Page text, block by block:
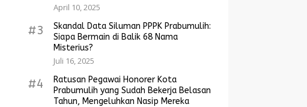
April 10, 2025
#3
Skandal Data Siluman PPPK Prabumulih:
Siapa Bermain di Balik 68 Nama
Misterius?
Juli 16, 2025
#4
Ratusan Pegawai Honorer Kota
Prabumulih yang Sudah Bekerja Belasan
Tahun, Mengeluhkan Nasip Mereka